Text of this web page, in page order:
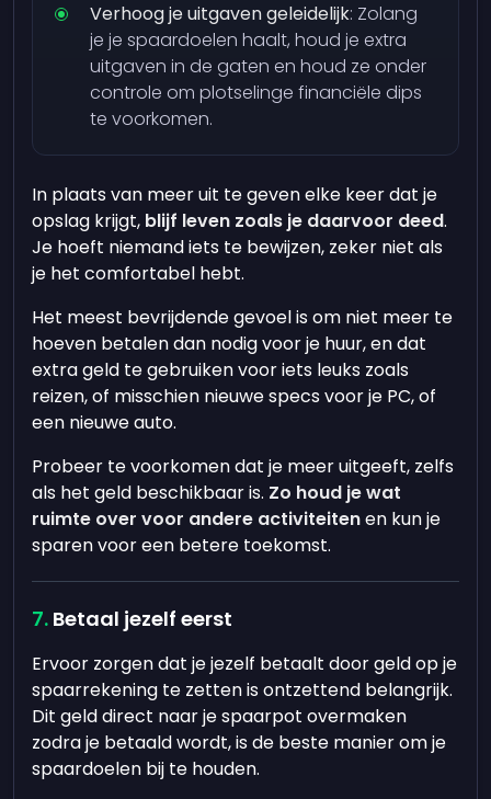
Verhoog je uitgaven geleidelijk: Zolang
je je spaardoelen haalt, houd je extra
uitgaven in de gaten en houd ze onder
controle om plotselinge financiële dips
te voorkomen.
In plaats van meer uit te geven elke keer dat je
opslag krijgt, blijf leven zoals je daarvoor deed.
Je hoeft niemand iets te bewijzen, zeker niet als
je het comfortabel hebt.
Het meest bevrijdende gevoel is om niet meer te
hoeven betalen dan nodig voor je huur, en dat
extra geld te gebruiken voor iets leuks zoals
reizen, of misschien nieuwe specs voor je PC, of
een nieuwe auto.
Probeer te voorkomen dat je meer uitgeeft, zelfs
als het geld beschikbaar is. Zo houd je wat
ruimte over voor andere activiteitenen kun je
sparen voor een betere toekomst.
Betaal jezelf eerst
Ervoor zorgen dat je jezelf betaalt door geld op je
spaarrekening te zetten is ontzettend belangrijk.
Dit geld direct naar je spaarpot overmaken
zodra je betaald wordt, is de beste manier om je
spaardoelen bij te houden.